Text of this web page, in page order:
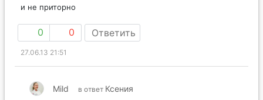
и не приторно
0 0 Ответить
27.06.13 21:51
Mild в ответ Ксения